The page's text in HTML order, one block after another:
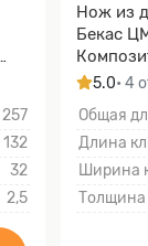
257
132
32
2,5
Нож из
Бекас
5.0• 4
Общая
Длина
Ширина
Толщина